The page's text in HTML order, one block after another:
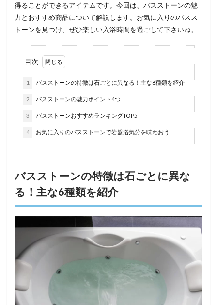
得ることができるアイテムです。今回は、バスストーンの魅
力とおすすめ商品について解説します。お気に入りのバスス
トーンを見つけ、ぜひ楽しい入浴時間を過ごして下さいね。
目次
1 バスストーンの特徴は石ごとに異なる！主な6種類を紹介
2 バスストーンの魅力ポイント4つ
3 バスストーンおすすめランキングTOP5
4 お気に入りのバスストーンで岩盤浴気分を味わおう
バスストーンの特徴は石ごとに異な
る！主な6種類を紹介